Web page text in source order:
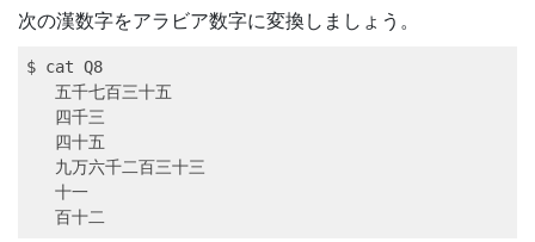
次の漢数字をアラビア数字に変換しましょう。
$ cat Q8
五千七百三十五
四千三
四十五
九万六千二百三十三
十一
百十二